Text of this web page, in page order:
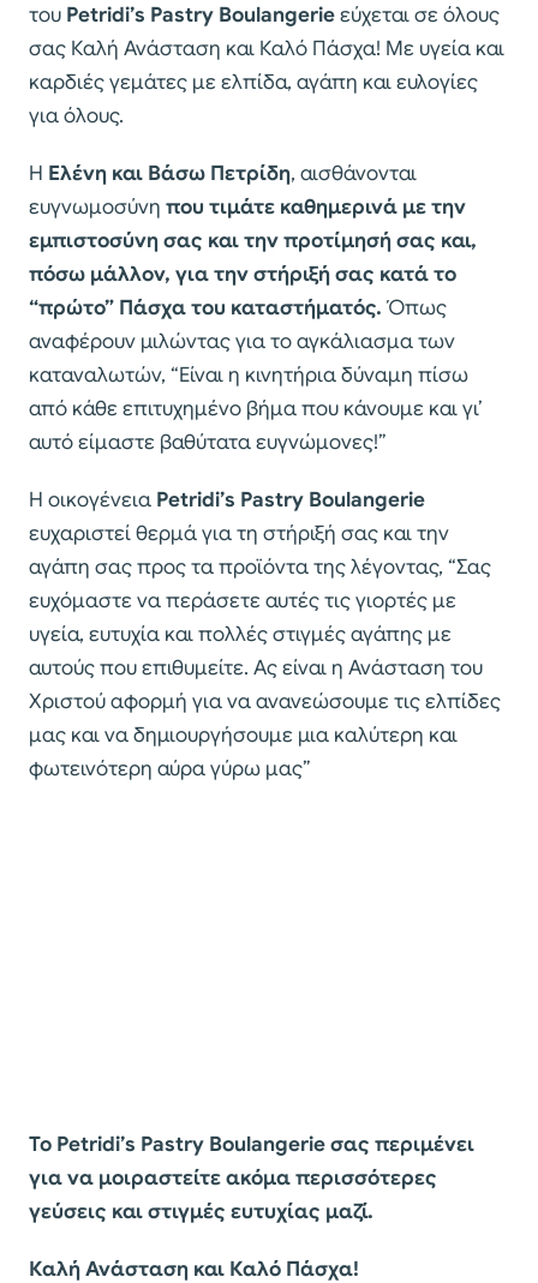
του Petridi’s Pastry Boulangerieεύχεται σε όλους
σας Καλή Ανάσταση και Καλό Πάσχα! Με υγεία και
καρδιές γεμάτες με ελπίδα, αγάπη και ευλογίες
για όλους.
Η Ελένη και Βάσω Πετρίδη, αισθάνονται
ευγνωμοσύνη που τιμάτε καθημερινά με την
εμπιστοσύνη σας και την προτίμησή σας και,
πόσω μάλλον, για την στήριξή σας κατά το
“πρώτο” Πάσχα του καταστήματός. Όπως
αναφέρουν μιλώντας για το αγκάλιασμα των
καταναλωτών, “Είναι η κινητήρια δύναμη πίσω
από κάθε επιτυχημένο βήμα που κάνουμε και γι’
αυτό είμαστε βαθύτατα ευγνώμονες!”
Η οικογένεια Petridi’s Pastry Boulangerie
ευχαριστεί θερμά για τη στήριξή σας και την
αγάπη σας προς τα προϊόντα της λέγοντας, “Σας
ευχόμαστε να περάσετε αυτές τις γιορτές με
υγεία, ευτυχία και πολλές στιγμές αγάπης με
αυτούς που επιθυμείτε. Ας είναι η Ανάσταση του
Χριστού αφορμή για να ανανεώσουμε τις ελπίδες
μας και να δημιουργήσουμε μια καλύτερη και
φωτεινότερη αύρα γύρω μας”
Το Petridi’s Pastry Boulangerie σας περιμένει
για να μοιραστείτε ακόμα περισσότερες
γεύσεις και στιγμές ευτυχίας μαζί.
Καλή Ανάσταση και Καλό Πάσχα!